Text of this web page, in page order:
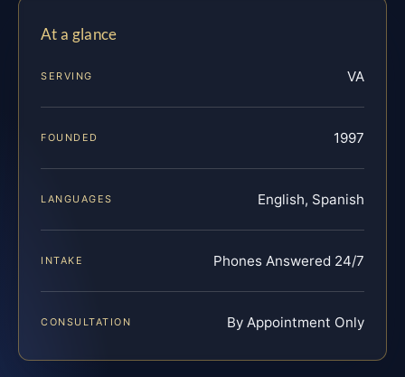
At a glance
SERVING VA
FOUNDED 1997
LANGUAGES English, Spanish
INTAKE Phones Answered 24/7
CONSULTATION By Appointment Only